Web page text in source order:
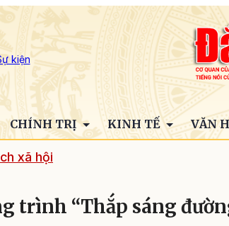
kiện
CHÍNH TRỊ KINH TẾ VĂN
xã hội
trình “Thắp sáng